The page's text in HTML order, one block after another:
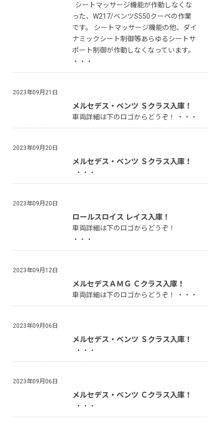
シートマッサージ機能が作動しなくな
った、W217/ベンツS550クーペの作業
です。 シートマッサージ機能の他、ダイ
ナミックシート制御等あらゆるシートサ
ポート制御が作動しなくなっています。
・・・
メルセデス・ベンツ Ｓクラス入庫！
車両詳細は下のロゴからどうぞ！ ・・・
2023年09月21日
メルセデス・ベンツ Ｓクラス入庫！
・・・
2023年09月20日
ロールスロイス レイス入庫！
車両詳細は下のロゴからどうぞ！
・・・
2023年09月20日
メルセデスＡＭＧ Ｃクラス入庫！
車両詳細は下のロゴからどうぞ！ ・・・
2023年09月12日
メルセデス・ベンツ Ｓクラス入庫！
・・・
2023年09月06日
メルセデス・ベンツ Ｃクラス入庫！
・・・
2023年09月06日